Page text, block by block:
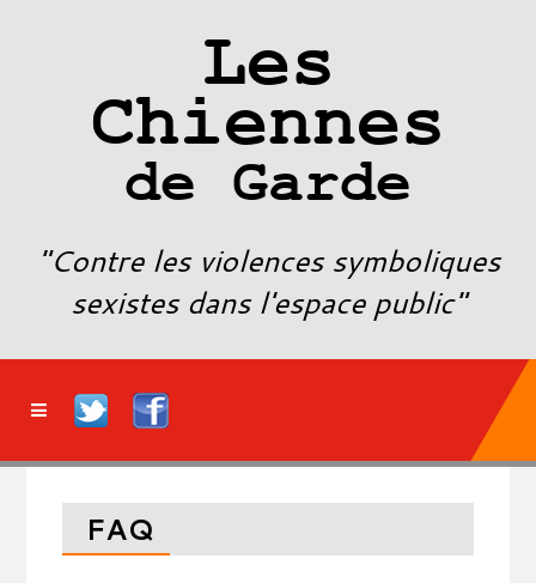
Les
Chiennes
de Garde
"Contre les violences symboliques
sexistes dans l'espace public"
FAQ